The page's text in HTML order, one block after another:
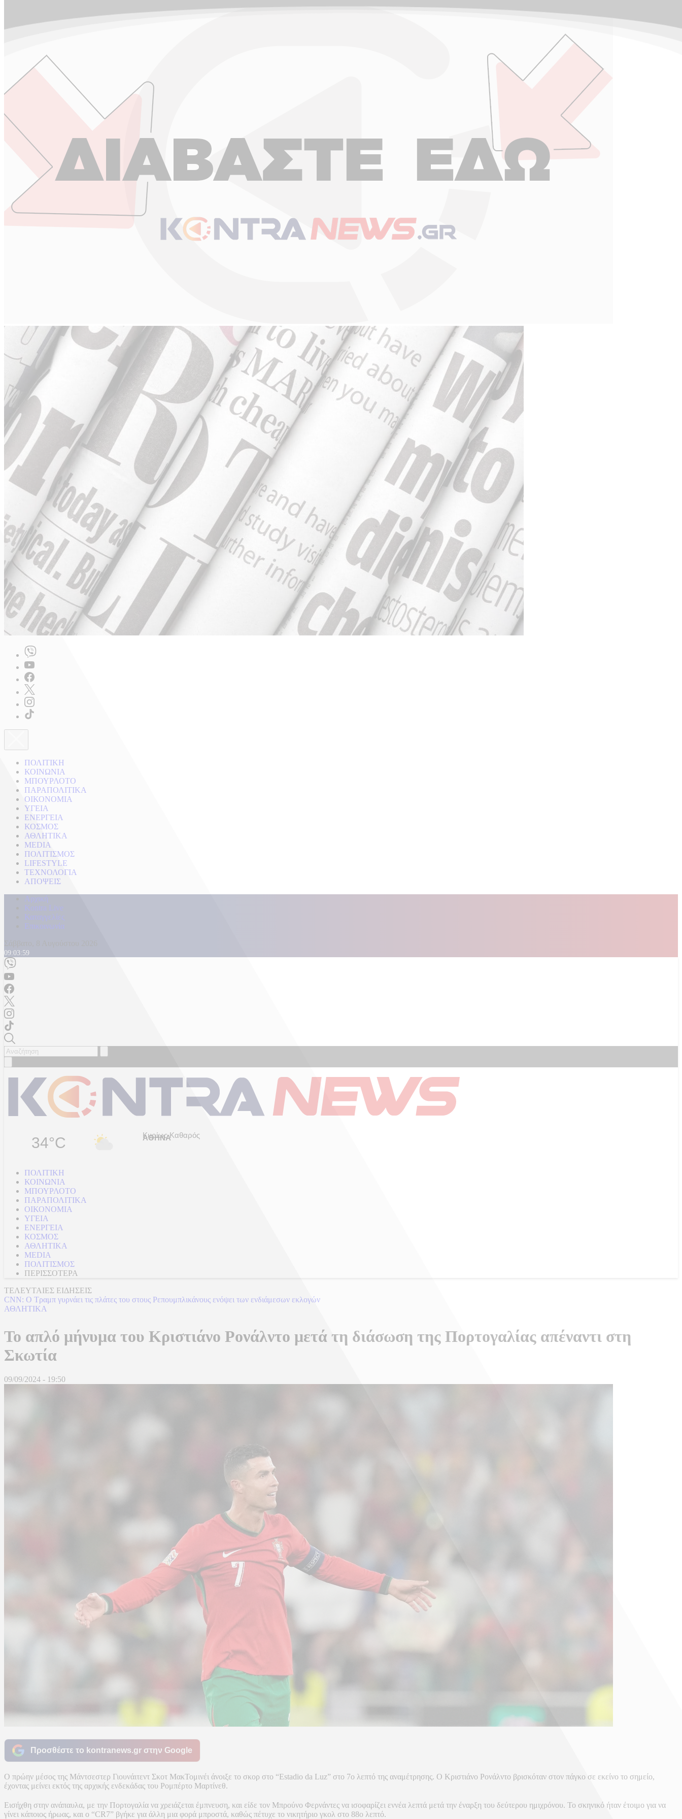
ΠΟΛΙΤΙΚΗ
ΚΟΙΝΩΝΙΑ
ΜΠΟΥΡΛΟΤΟ
ΠΑΡΑΠΟΛΙΤΙΚΑ
ΟΙΚΟΝΟΜΙΑ
ΥΓΕΙΑ
ΕΝΕΡΓΕΙΑ
ΚΟΣΜΟΣ
ΑΘΛΗΤΙΚΑ
MEDIA
ΠΟΛΙΤΙΣΜΟΣ
LIFESTYLE
ΤΕΧΝΟΛΟΓΙΑ
ΑΠΟΨΕΙΣ
Αρχική
Kontra Live
Καταγγελίες
Επικοινωνία
09:04:01
34°C Κυρίως Καθαρός
ΠΟΛΙΤΙΚΗ
ΚΟΙΝΩΝΙΑ
ΜΠΟΥΡΛΟΤΟ
ΠΑΡΑΠΟΛΙΤΙΚΑ
ΟΙΚΟΝΟΜΙΑ
ΥΓΕΙΑ
ΕΝΕΡΓΕΙΑ
ΚΟΣΜΟΣ
ΑΘΛΗΤΙΚΑ
MEDIA
ΠΟΛΙΤΙΣΜΟΣ
ΠΕΡΙΣΣΟΤΕΡΑ
ΤΕΛΕΥΤΑΙΕΣ ΕΙΔΗΣΕΙΣ
CNN: Ο Τραμπ γυρνάει τις πλάτες του στους Ρεπουμπλικάνους ενόψει των ενδιάμεσων εκλογών
ΑΘΛΗΤΙΚΑ
To απλό μήνυμα του Κριστιάνο Ρονάλντο μετά τη διάσωση της Πορτογαλίας απέναντι στη
Σκωτία
09/09/2024 - 19:50
Προσθέστε το kontranews.gr στην Google
Ο πρώην μέσος της Μάντσεστερ Γιουνάιτεντ Σκοτ ΜακΤομινέι άνοιξε το σκορ στο “Estadio da Luz” στο 7ο λεπτό της αναμέτρησης. Ο Κριστιάνο Ρονάλντο βρισκόταν στον πάγκο σε εκείνο το σημείο,
έχοντας μείνει εκτός της αρχικής ενδεκάδας του Ρομπέρτο Μαρτίνεθ.
Εισήχθη στην ανάπαυλα, με την Πορτογαλία να χρειάζεται έμπνευση, και είδε τον Μπρούνο Φερνάντες να ισοφαρίζει εννέα λεπτά μετά την έναρξη του δεύτερου ημιχρόνου. Το σκηνικό ήταν έτοιμο για να
γίνει κάποιος ήρωας, και ο “CR7” βγήκε για άλλη μια φορά μπροστά, καθώς πέτυχε το νικητήριο γκολ στο 88ο λεπτό.